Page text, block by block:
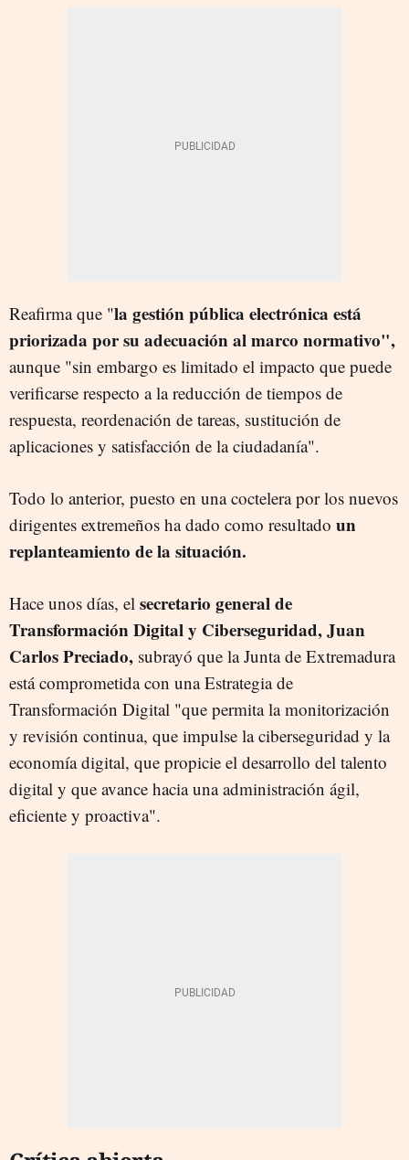
Reafirma que "la gestión pública electrónica está
priorizada por su adecuación al marco normativo",
aunque "sin embargo es limitado el impacto que puede
verificarse respecto a la reducción de tiempos de
respuesta, reordenación de tareas, sustitución de
aplicaciones y satisfacción de la ciudadanía".
Todo lo anterior, puesto en una coctelera por los nuevos
dirigentes extremeños ha dado como resultado un
replanteamiento de la situación.
Hace unos días, el secretario general de
Transformación Digital y Ciberseguridad, Juan
Carlos Preciado, subrayó que la Junta de Extremadura
está comprometida con una Estrategia de
Transformación Digital "que permita la monitorización
y revisión continua, que impulse la ciberseguridad y la
economía digital, que propicie el desarrollo del talento
digital y que avance hacia una administración ágil,
eficiente y proactiva".